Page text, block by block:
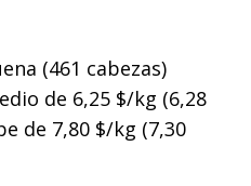
(461 cabezas)
de 6,25 $/kg (6,28
de 7,80 $/kg (7,30